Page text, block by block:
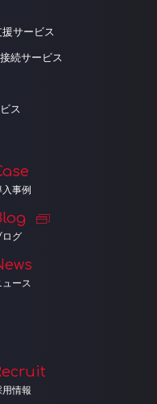
サービス
続サービス
ス
入事例
ログ
ュース
用情報